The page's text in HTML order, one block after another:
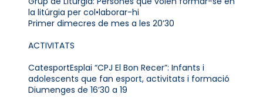
la litúrgia per col•laborar-hi
Primer dimecres de mes a les 20’30
ACTIVITATS
CatesportEsplai “CPJ El Bon Recer”: Infants i
adolescents que fan esport, activitats i formació
Diumenges de 16’30 a 19